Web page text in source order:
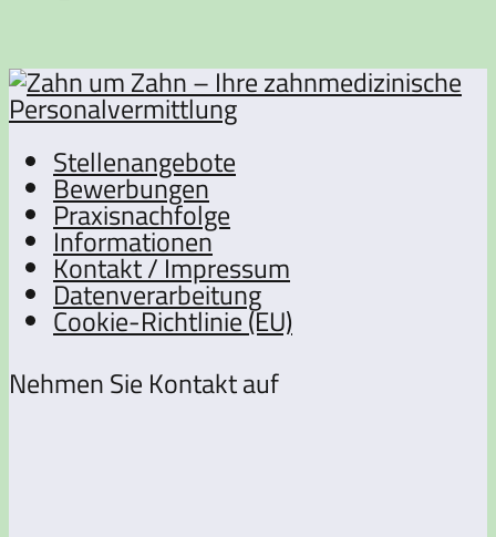
Stellenangebote
Bewerbungen
Praxisnachfolge
Informationen
Kontakt / Impressum
Datenverarbeitung
Cookie-Richtlinie (EU)
Nehmen Sie Kontakt auf